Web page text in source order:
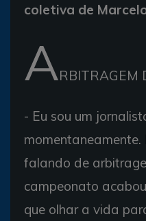
coletiva de
ARBITRAGEM
- Eu sou um
falando de
campeonato
que olhar a vida